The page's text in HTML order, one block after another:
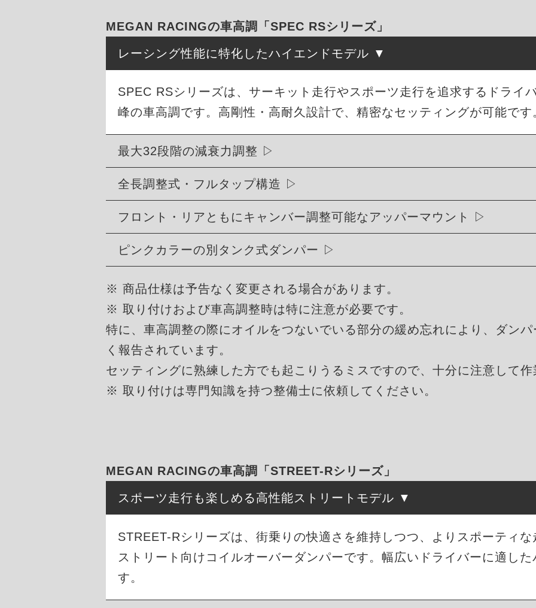
MEGAN RACINGの車高調「SPEC RSシリーズ」
レーシング性能に特化したハイエンドモデル
SPEC RSシリーズは、サーキット走行やスポーツ走行を追求するドライ
峰の車高調です。高剛性・高耐久設計で、精密なセッティングが可能です
最大32段階の減衰力調整
全長調整式・フルタップ構造
フロント・リアともにキャンバー調整可能なアッパーマウント
ピンクカラーの別タンク式ダンパー
※ 商品仕様は予告なく変更される場合があります。
※ 取り付けおよび車高調整時は特に注意が必要です。
特に、車高調整の際にオイルをつないでいる部分の緩め忘れにより、ダン
く報告されています。
セッティングに熟練した方でも起こりうるミスですので、十分に注意して
※ 取り付けは専門知識を持つ整備士に依頼してください。
MEGAN RACINGの車高調「STREET-Rシリーズ」
スポーツ走行も楽しめる高性能ストリートモデル
STREET-Rシリーズは、街乗りの快適さを維持しつつ、よりスポーティ
ストリート向けコイルオーバーダンパーです。幅広いドライバーに適し
す。